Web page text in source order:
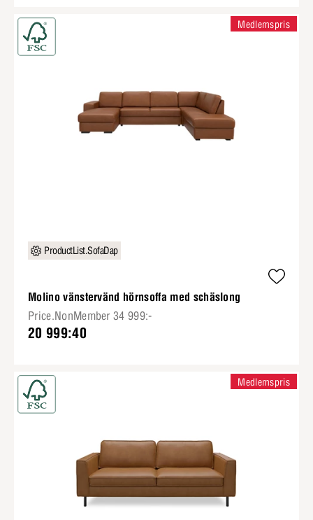
ProductList.SofaDap
Molino vänstervänd hörnsoffa med schäslong
Price.NonMember 34 999:-
20 999:40
Medlemspris
Medlemspris